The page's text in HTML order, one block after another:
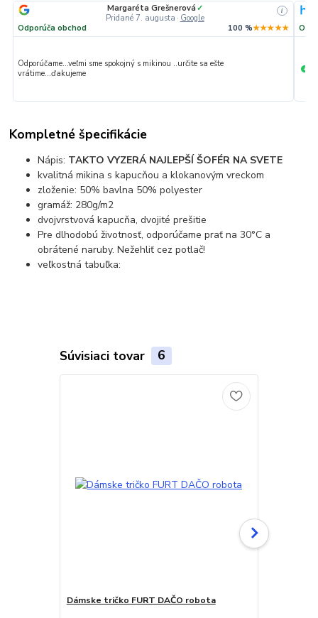
Margaréta Grešnerová ✓
Pridané 7. augusta · Google
i
Odporúča obchod 100 %★★★★★
Odporúčame...veľmi sme spokojný s mikinou ..určite sa ešte
vrátime...ďakujeme
+
Kompletné špecifikácie
Nápis: TAKTO VYZERÁ NAJLEPŠÍ ŠOFÉR NA SVETE
kvalitná mikina s kapucňou a klokanovým vreckom
zloženie: 50% bavlna 50% polyester
gramáž: 280g/m2
dvojvrstvová kapucňa, dvojité prešitie
Pre dlhodobú životnosť, odporúčame prať na 30°C a
obrátené naruby. Nežehliť cez potlač!
veľkostná tabuľka:
Súvisiaci tovar 6
Dámske tričko FURT DAČO robota